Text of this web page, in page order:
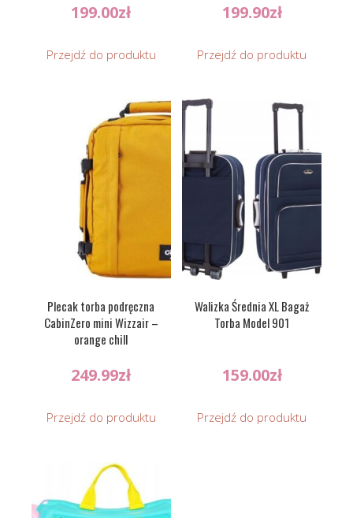
199.00zł
Przejdź do produktu
199.90zł
Przejdź do produktu
Plecak torba podręczna
CabinZero mini Wizzair –
orange chill
249.99zł
Przejdź do produktu
Walizka Średnia XL Bagaż
Torba Model 901
159.00zł
Przejdź do produktu